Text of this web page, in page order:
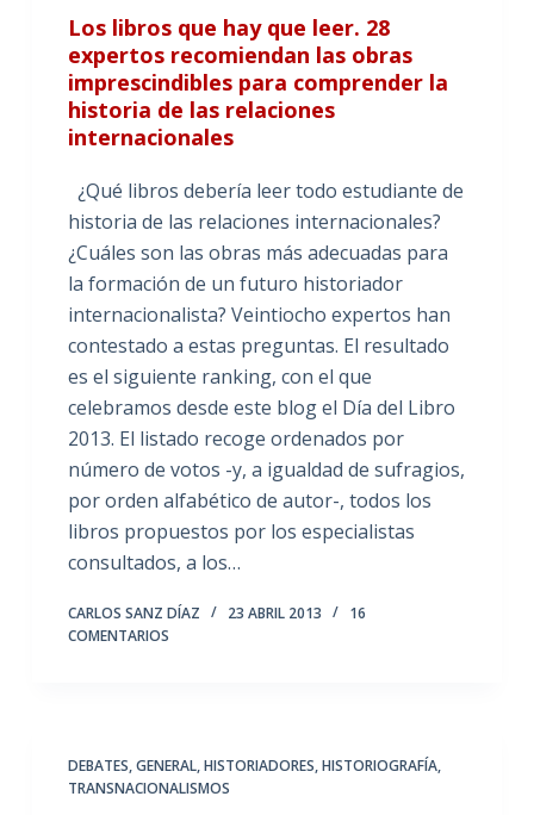
Los libros que hay que leer. 28
expertos recomiendan las obras
imprescindibles para comprender la
historia de las relaciones
internacionales
¿Qué libros debería leer todo estudiante de
historia de las relaciones internacionales?
¿Cuáles son las obras más adecuadas para
la formación de un futuro historiador
internacionalista? Veintiocho expertos han
contestado a estas preguntas. El resultado
es el siguiente ranking, con el que
celebramos desde este blog el Día del Libro
2013. El listado recoge ordenados por
número de votos -y, a igualdad de sufragios,
por orden alfabético de autor-, todos los
libros propuestos por los especialistas
consultados, a los…
CARLOS SANZ DÍAZ 23 ABRIL 2013
16
COMENTARIOS
DEBATES,GENERAL,HISTORIADORES,HISTORIOGRAFÍA,
TRANSNACIONALISMOS